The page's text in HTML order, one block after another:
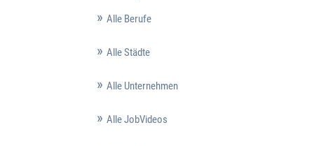
Alle Berufe
Alle Städte
Alle Unternehmen
Alle JobVideos